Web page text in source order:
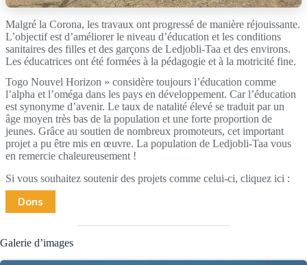
Malgré la Corona, les travaux ont progressé de manière réjouissante.
L’objectif est d’améliorer le niveau d’éducation et les conditions
sanitaires des filles et des garçons de Ledjobli-Taa et des environs.
Les éducatrices ont été formées à la pédagogie et à la motricité fine.
Togo Nouvel Horizon » considère toujours l’éducation comme
l’alpha et l’oméga dans les pays en développement. Car l’éducation
est synonyme d’avenir. Le taux de natalité élevé se traduit par un
âge moyen très bas de la population et une forte proportion de
jeunes. Grâce au soutien de nombreux promoteurs, cet important
projet a pu être mis en œuvre. La population de Ledjobli-Taa vous
en remercie chaleureusement !
Si vous souhaitez soutenir des projets comme celui-ci, cliquez ici :
Dons
Galerie d’images